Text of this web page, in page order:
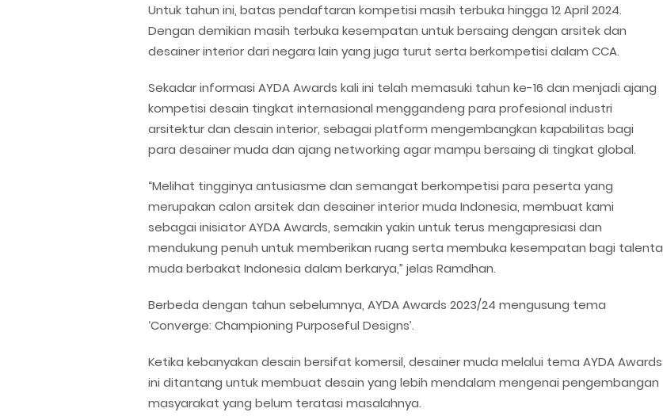
Untuk tahun ini, batas pendaftaran kompetisi masih terbuka hingga 12 April 2024.
Dengan demikian masih terbuka kesempatan untuk bersaing dengan arsitek dan
desainer interior dari negara lain yang juga turut serta berkompetisi dalam CCA.
Sekadar informasi AYDA Awards kali ini telah memasuki tahun ke-16 dan menjadi ajang
kompetisi desain tingkat internasional menggandeng para profesional industri
arsitektur dan desain interior, sebagai platform mengembangkan kapabilitas bagi
para desainer muda dan ajang networking agar mampu bersaing di tingkat global.
“Melihat tingginya antusiasme dan semangat berkompetisi para peserta yang
merupakan calon arsitek dan desainer interior muda Indonesia, membuat kami
sebagai inisiator AYDA Awards, semakin yakin untuk terus mengapresiasi dan
mendukung penuh untuk memberikan ruang serta membuka kesempatan bagi talenta
muda berbakat Indonesia dalam berkarya,” jelas Ramdhan.
Berbeda dengan tahun sebelumnya, AYDA Awards 2023/24 mengusung tema
‘Converge: Championing Purposeful Designs’.
Ketika kebanyakan desain bersifat komersil, desainer muda melalui tema AYDA Awards
ini ditantang untuk membuat desain yang lebih mendalam mengenai pengembangan
masyarakat yang belum teratasi masalahnya.